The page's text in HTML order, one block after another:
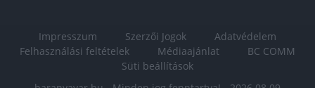
Impresszum Szerzői Jogok
Adatvédelem
Felhasználási feltételek
Médiaajánlat
BC COMM
Süti beállítások